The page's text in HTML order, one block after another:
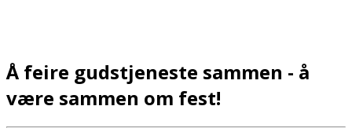
Å feire gudstjeneste sammen - å
være sammen om fest!